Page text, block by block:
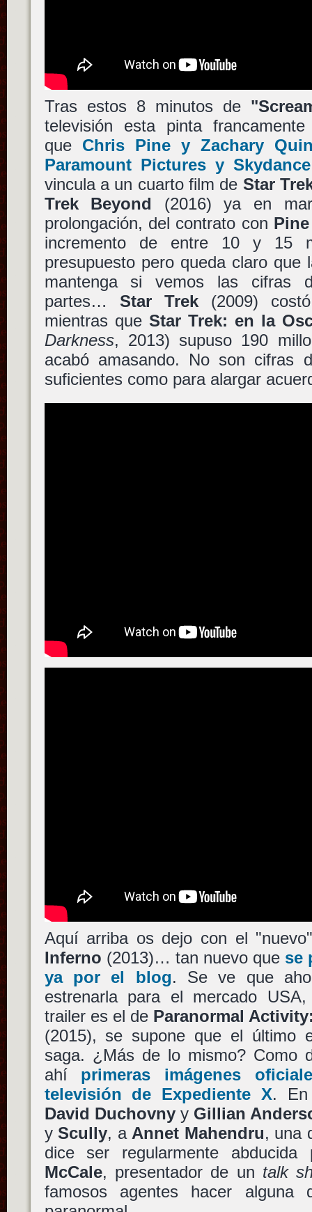
Tras estos 8 minutos de
televisión esta pinta
que Chris PineyZachary
Paramount Pictures y
vincula a un cuarto film de Star
Trek Beyond (2016) ya en
prolongación, del contrato con Pine
incremento de entre 10 y 15
presupuesto pero queda claro que
mantenga si vemos las cifras
partes… Star Trek(2009)
mientras que Star Trek: en la
Darkness, 2013) supuso 190
acabó amasando. No son cifras
suficientes como para alargar
Aquí arriba os dejo con el
Inferno (2013)… tan nuevo que se
ya por el blog. Se ve que
estrenarla para el mercado
trailer es el de Paranormal
(2015), se supone que el último
saga. ¿Más de lo mismo? Como
ahí primeras imágenes
televisión de Expediente X. En
David Duchovnyy Gillian
yScully, a Annet Mahendru, una
dice ser regularmente
McCale, presentador de un talk
famosos agentes hacer alguna